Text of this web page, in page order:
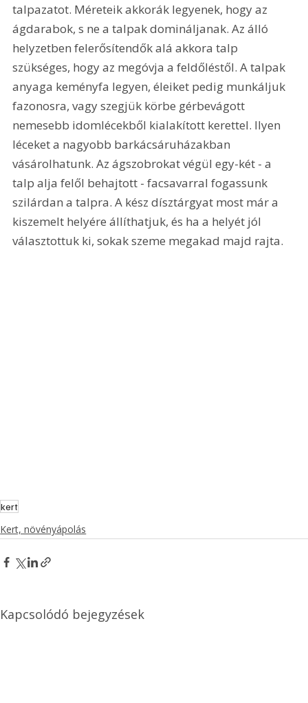
talpazatot. Méreteik akkorák legyenek, hogy az
ágdarabok, s ne a talpak domináljanak. Az álló
helyzetben felerősítendők alá akkora talp
szükséges, hogy az megóvja a feldőléstől. A talpak
anyaga keményfa legyen, éleiket pedig munkáljuk
fazonosra, vagy szegjük körbe gérbevágott
nemesebb idomlécekből kialakított kerettel. Ilyen
léceket a nagyobb barkácsáruházakban
vásárolhatunk. Az ágszobrokat végül egy-két - a
talp alja felől behajtott - facsavarral fogassunk
szilárdan a talpra. A kész dísztárgyat most már a
kiszemelt helyére állíthatjuk, és ha a helyét jól
választottuk ki, sokak szeme megakad majd rajta.
kert
Kert, növényápolás
Kapcsolódó bejegyzések